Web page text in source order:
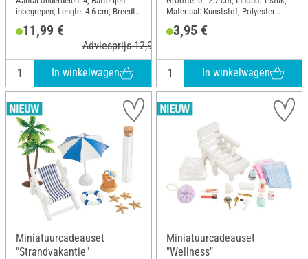
inbegrepen; Lengte: 4.6 cm; Breedte:
Metaal, Kunststof
11,99 €
Adviesprijs 12,95 €
In winkelwagen
Materiaal: Kunststof, Polyester
Karton
3,95 €
In winkelwagen
Miniatuurcadeauset
"Strandvakantie"
Miniatuurcadeauset
"Wellness"